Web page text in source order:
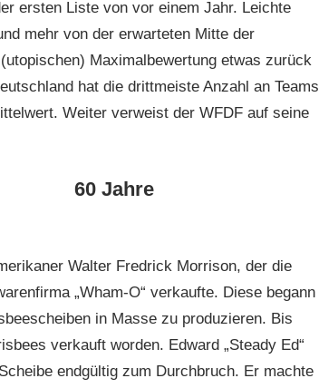
ersten Liste von vor einem Jahr. Leichte
mehr von der erwarteten Mitte der
Maximalbewertung etwas zurück
hat die drittmeiste Anzahl an Teams
Weiter verweist der WFDF auf seine
60 Jahre
Walter Fredrick Morrison, der die
„Wham-O“ verkaufte. Diese begann
in Masse zu produzieren. Bis
verkauft worden. Edward „Steady Ed“
endgültig zum Durchbruch. Er machte